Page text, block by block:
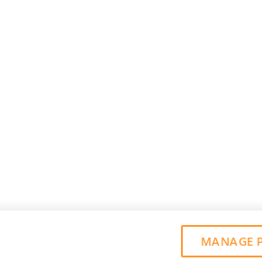
MANAGE